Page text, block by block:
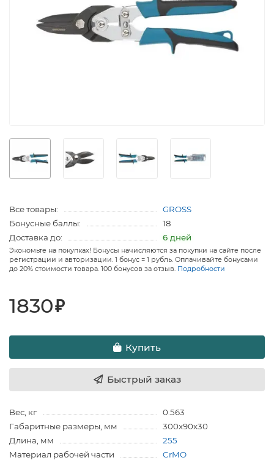
Все товары:
GROSS
Бонусные баллы:
18
Доставка до:
6 дней
Экономьте на покупках! Бонусы начисляются за покупки на сайте после
регистрации и авторизации. 1 бонус = 1 рубль. Оплачивайте бонусами
до 20% стоимости товара. 100 бонусов за отзыв. Подробности
1830₽
Купить
Быстрый заказ
Вес, кг
0.563
Габаритные размеры, мм
300х90х30
Длина, мм
255
Материал рабочей части
CrMO